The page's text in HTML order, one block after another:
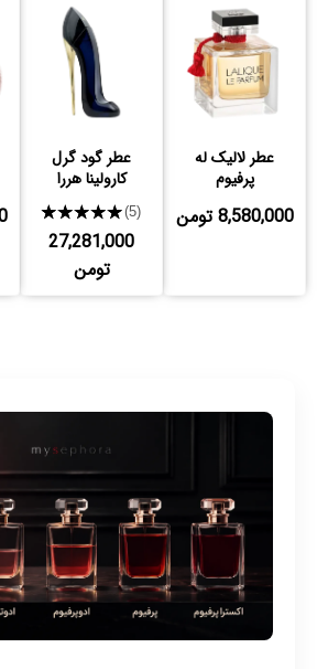
عطر لالیک له
پرفیوم
8,580,000 تومن
عطر گود گرل
کارولینا هررا
★★★★★(5)
27,281,000
تومن